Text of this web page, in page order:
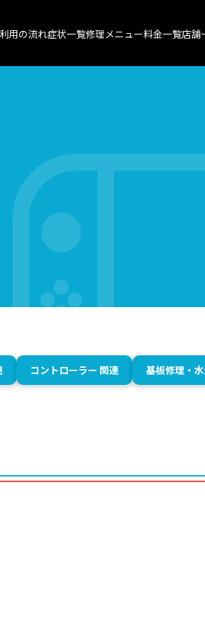
用の流れ症状一覧修理メニュー料金一覧店舗
コントローラー 関連 基板修理・